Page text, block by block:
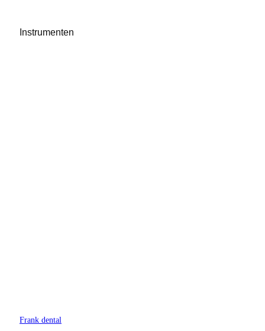
Instrumenten
Frank dental